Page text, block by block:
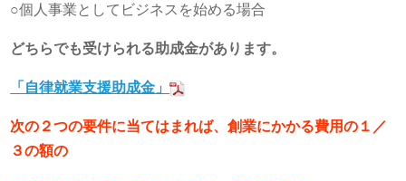
○個人事業としてビジネスを始める場合
どちらでも受けられる助成金があります。
「自律就業支援助成金」
次の２つの要件に当てはまれば、創業にかかる費用の１／
３の額の